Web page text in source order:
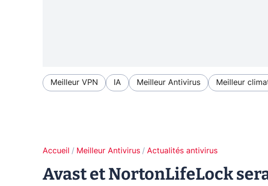
Meilleur VPN IA Meilleur Antivirus Meilleur
Accueil Meilleur Antivirus Actualités antivirus
Avast et NortonLifeLock